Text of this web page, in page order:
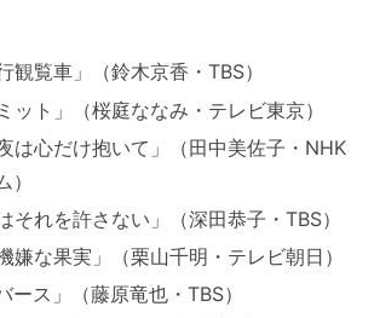
観覧車」（鈴木京香・TBS）
ット」（桜庭ななみ・テレビ東京）
は心だけ抱いて」（田中美佐子・NHK
それを許さない」（深田恭子・TBS）
嫌な果実」（栗山千明・テレビ朝日）
ース」（藤原竜也・TBS）